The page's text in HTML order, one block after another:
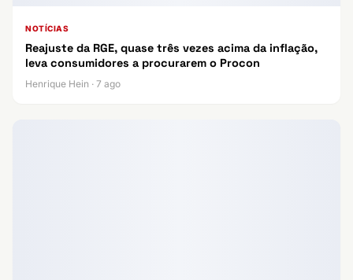
NOTÍCIAS
Reajuste da RGE, quase três vezes acima da inflação,
leva consumidores a procurarem o Procon
Henrique Hein · 7 ago